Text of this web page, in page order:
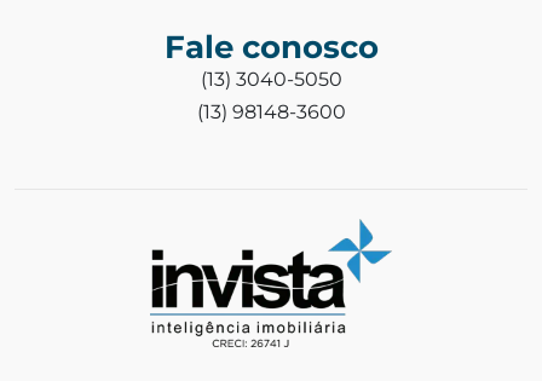
Fale conosco
(13) 3040-5050
(13) 98148-3600